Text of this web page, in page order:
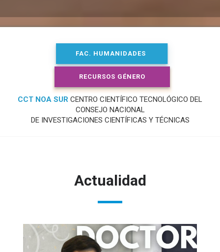
FAC. HUMANIDADES
RECURSOS GÉNERO
CCT NOA SUR CENTRO CIENTÍFICO TECNOLÓGICO DEL
CONSEJO NACIONAL
DE INVESTIGACIONES CIENTÍFICAS Y TÉCNICAS
Actualidad